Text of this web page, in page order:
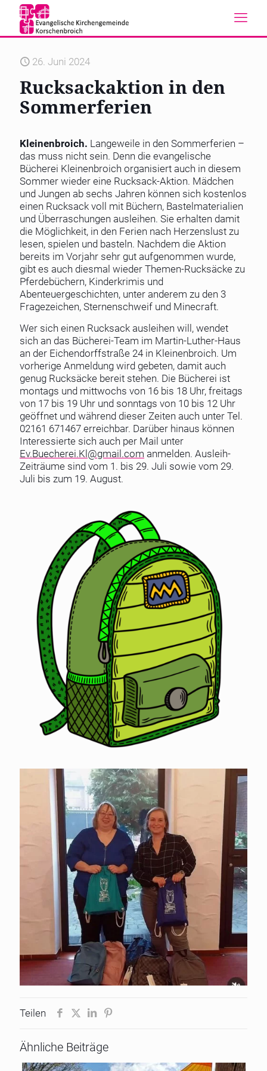
26. Juni 2024
Rucksackaktion in den
Sommerferien
Kleinenbroich. Langeweile in den Sommerferien –
das muss nicht sein. Denn die evangelische
Bücherei Kleinenbroich organisiert auch in diesem
Sommer wieder eine Rucksack-Aktion. Mädchen
und Jungen ab sechs Jahren können sich kostenlos
einen Rucksack voll mit Büchern, Bastelmaterialien
und Überraschungen ausleihen. Sie erhalten damit
die Möglichkeit, in den Ferien nach Herzenslust zu
lesen, spielen und basteln. Nachdem die Aktion
bereits im Vorjahr sehr gut aufgenommen wurde,
gibt es auch diesmal wieder Themen-Rucksäcke zu
Pferdebüchern, Kinderkrimis und
Abenteuergeschichten, unter anderem zu den 3
Fragezeichen, Sternenschweif und Minecraft.
Wer sich einen Rucksack ausleihen will, wendet
sich an das Bücherei-Team im Martin-Luther-Haus
an der Eichendorffstraße 24 in Kleinenbroich. Um
vorherige Anmeldung wird gebeten, damit auch
genug Rucksäcke bereit stehen. Die Bücherei ist
montags und mittwochs von 16 bis 18 Uhr, freitags
von 17 bis 19 Uhr und sonntags von 10 bis 12 Uhr
geöffnet und während dieser Zeiten auch unter Tel.
02161 671467 erreichbar. Darüber hinaus können
Interessierte sich auch per Mail unter
Ev.Buecherei.Kl@gmail.com anmelden. Ausleih-
Zeiträume sind vom 1. bis 29. Juli sowie vom 29.
Juli bis zum 19. August.
Teilen
Ähnliche Beiträge